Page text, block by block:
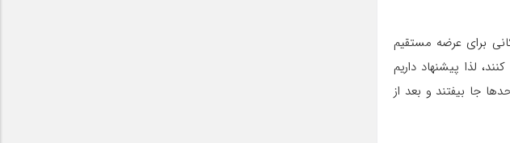
برای عرضه مستقیم
لذا پیشنهاد داریم
جا بیفتند و بعد از